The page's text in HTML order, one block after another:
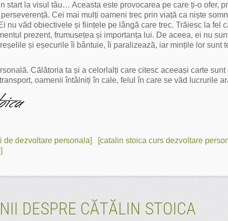
start la visul tău… Aceasta este provocarea pe care ți-o ofer,
Cei mai mulți oameni trec prin viață ca niște
nu văd obiectivele și ființele pe lângă care trec. Trăiesc la fel
prezent, frumusețea și importanța lui. De aceea, ei nu
și eșecurile îi bântuie, îi paralizează, iar mințile lor sunt
Călătoria ta și a celorlalți care citesc aceeași carte
oamenii întâlniți în cale, felul în care se văd lucrurile
de dezvoltare personala] [catalin stoica curs dezvoltare
DESPRE CĂTĂLIN STOICA